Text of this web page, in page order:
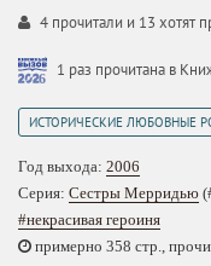
4 прочитали и 13 хотят
1 раз прочитана в
ИСТОРИЧЕСКИЕ ЛЮБОВНЫЕ
Год выхода: 2006
Серия: Сестры Мерридью
#некрасивая героиня
примерно 358 стр.,